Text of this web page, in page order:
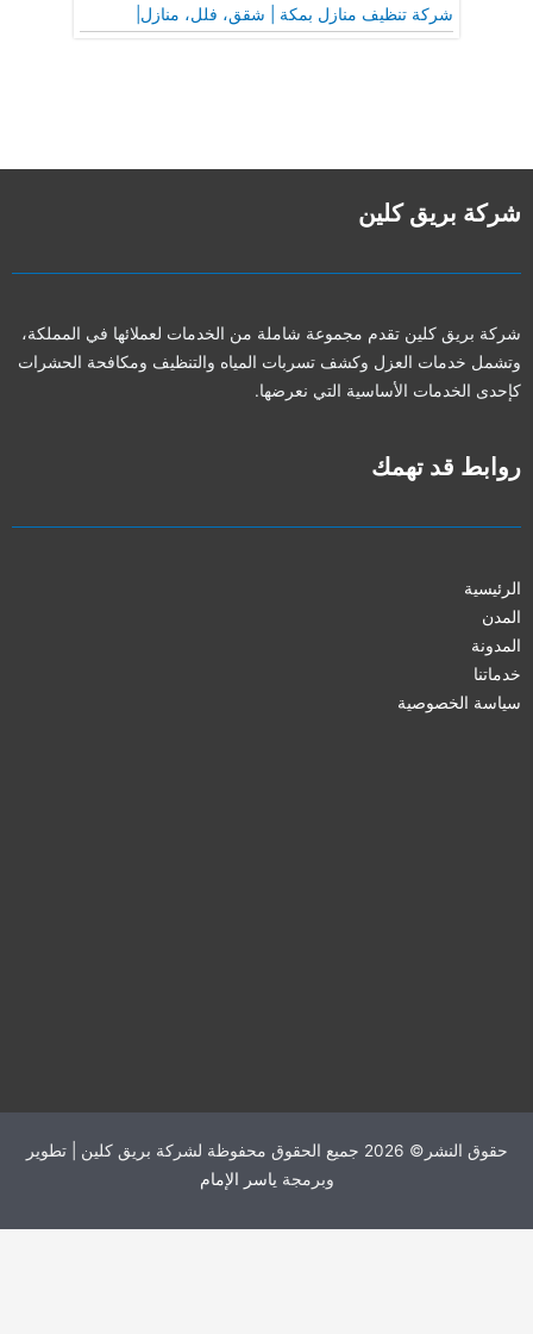
شركة تنظيف منازل بمكة | شقق، فلل، منازل|
شركة بريق كلين
شركة بريق كلين تقدم مجموعة شاملة من الخدمات لعملائها في المملكة،
وتشمل خدمات العزل وكشف تسربات المياه والتنظيف ومكافحة الحشرات
كإحدى الخدمات الأساسية التي نعرضها.
روابط قد تهمك
الرئيسية
المدن
المدونة
خدماتنا
سياسة الخصوصية
حقوق النشر© 2026 جميع الحقوق محفوظة لشركة بريق كلين | تطوير
وبرمجة ياسر الإمام